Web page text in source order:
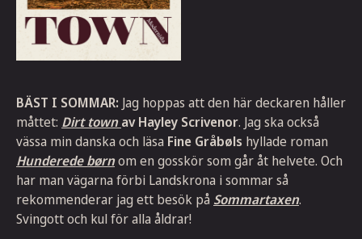
BÄST I SOMMAR: Jag hoppas att den här deckaren håller
måttet: Dirt townav Hayley Scrivenor. Jag ska också
vässa min danska och läsa Fine Gråbøls hyllade roman
Hunderede børnom en gosskör som går åt helvete. Och
har man vägarna förbi Landskrona i sommar så
rekommenderar jag ett besök på Sommartaxen.
Svingott och kul för alla åldrar!